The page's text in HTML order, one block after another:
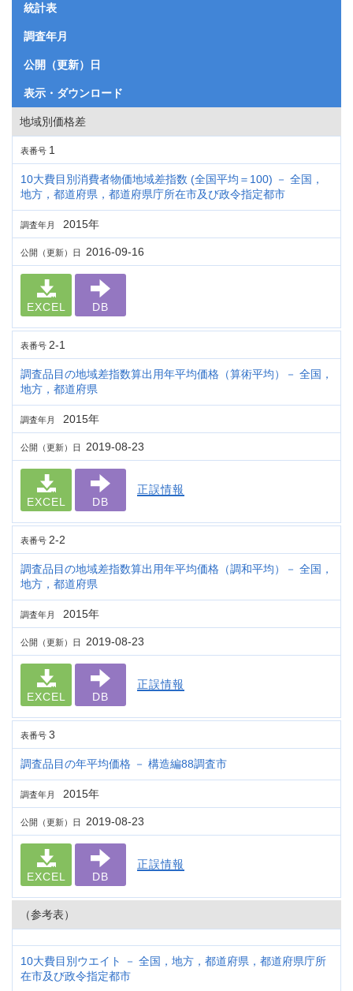
統計表
調査年月
公開（更新）日
表示・ダウンロード
地域別価格差
表番号 1
10大費目別消費者物価地域差指数 (全国平均＝100) － 全国，
地方，都道府県，都道府県庁所在市及び政令指定都市
調査年月 2015年
公開（更新）日 2016-09-16
EXCEL DB
表番号 2-1
調査品目の地域差指数算出用年平均価格（算術平均）－ 全国，
地方，都道府県
調査年月 2015年
公開（更新）日 2019-08-23
EXCEL DB
正誤情報
表番号 2-2
調査品目の地域差指数算出用年平均価格（調和平均）－ 全国，
地方，都道府県
調査年月 2015年
公開（更新）日 2019-08-23
EXCEL DB
正誤情報
表番号 3
調査品目の年平均価格 － 構造編88調査市
調査年月 2015年
公開（更新）日 2019-08-23
EXCEL DB
正誤情報
（参考表）
10大費目別ウエイト － 全国，地方，都道府県，都道府県庁所
在市及び政令指定都市